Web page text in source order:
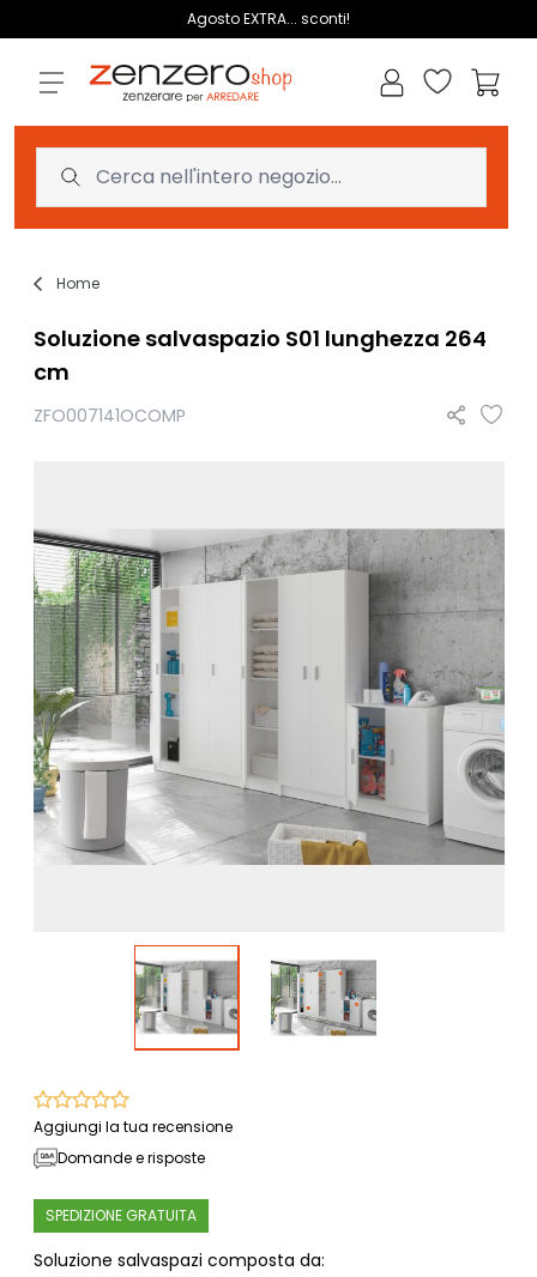
Agosto EXTRA... sconti!
Lista dei
Home
Soluzione salvaspazio S01 lunghezza 264
cm
ZFO007141OCOMP
Aggiungi la tua recensione
Domande e risposte
SPEDIZIONE GRATUITA
Soluzione salvaspazi composta da: